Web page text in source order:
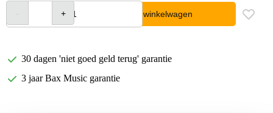
In winkelwagen
30 dagen 'niet goed geld terug' garantie
3 jaar Bax Music garantie